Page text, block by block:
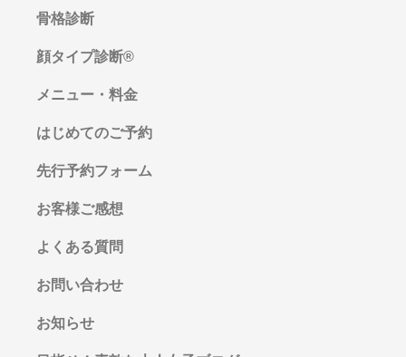
骨格診断
顔タイプ診断®︎
メニュー・料金
はじめてのご予約
先行予約フォーム
お客様ご感想
よくある質問
お問い合わせ
お知らせ